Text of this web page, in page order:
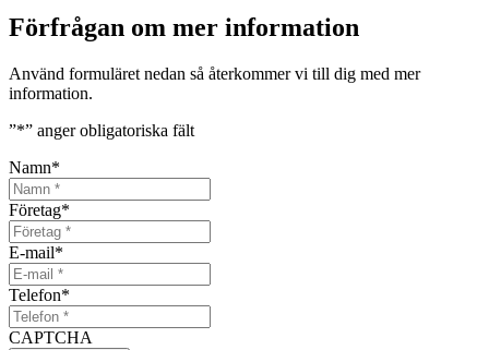
Förfrågan om mer information
Använd formuläret nedan så återkommer vi till dig med mer
information.
”*” anger obligatoriska fält
Namn*
Företag*
E-mail*
Telefon*
CAPTCHA